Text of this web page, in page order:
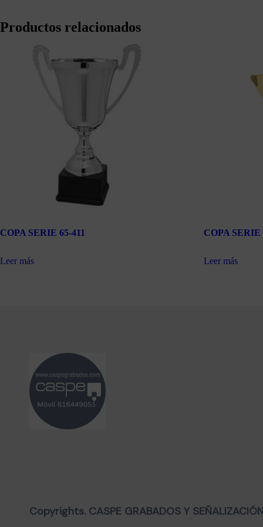
Productos relacionados
COPA SERIE 65-411
Leer más
COPA SERIE
Leer más
Copyrights. CASPE GRABADOS Y